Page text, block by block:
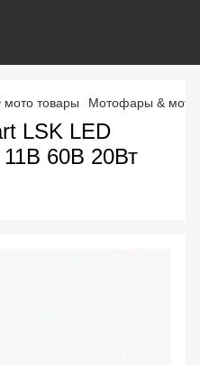
мото товары Мотофары & мото
LSK LED
60В 20Вт